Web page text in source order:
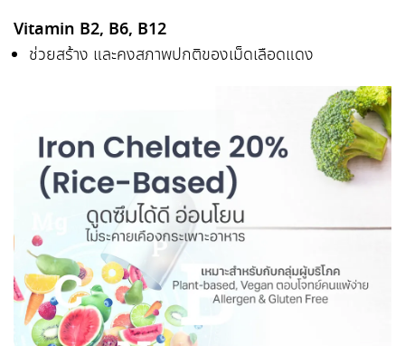
Vitamin B2, B6, B12
ช่วยสร้าง และคงสภาพปกติของเม็ดเลือดแดง